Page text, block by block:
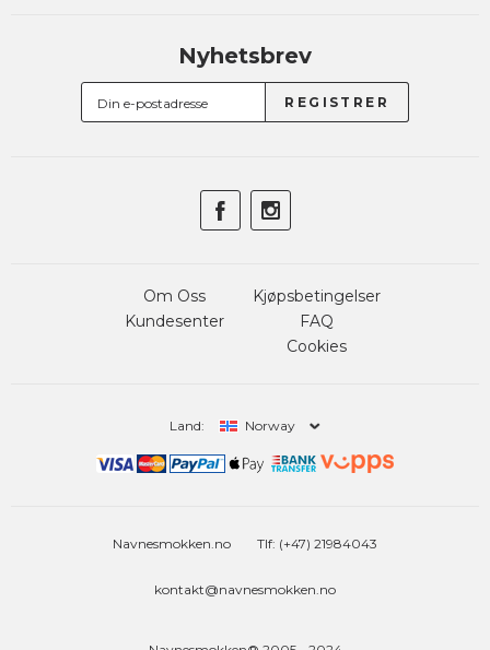
Nyhetsbrev
Om Oss
Kundesenter
Kjøpsbetingelser
FAQ
Cookies
Land: Norway
Navnesmokken.no Tlf: (+47) 21984043
kontakt@navnesmokken.no